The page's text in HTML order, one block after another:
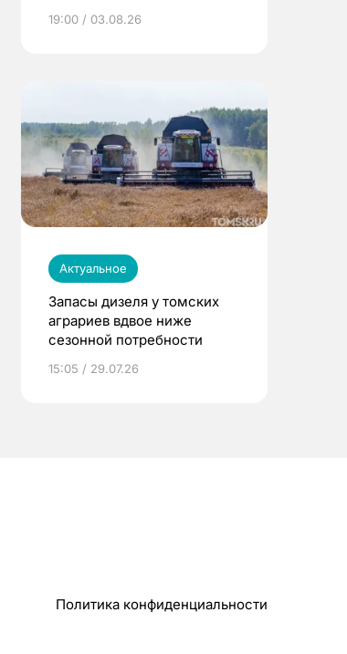
19:00 / 03.08.26
Актуальное
Запасы дизеля у томских
аграриев вдвое ниже
сезонной потребности
15:05 / 29.07.26
Политика конфиденциальности